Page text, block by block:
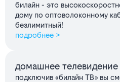
билайн - это
дому по оптоволоконному
безлимитный!
подробнее >
домашнее телевидение
подключив «билайн ТВ» вы